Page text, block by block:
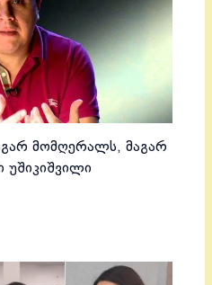
მომღერალს, მაგარ
უშიკიშვილი